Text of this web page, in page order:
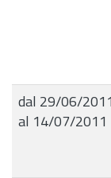
dal 29/06/2011
al 14/07/2011